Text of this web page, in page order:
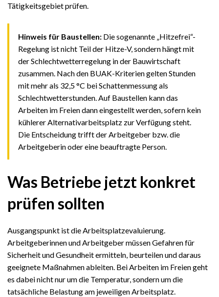
Tätigkeitsgebiet prüfen.
Hinweis für Baustellen: Die sogenannte „Hitzefrei“-
Regelung ist nicht Teil der Hitze-V, sondern hängt mit
der Schlechtwetterregelung in der Bauwirtschaft
zusammen. Nach den BUAK-Kriterien gelten Stunden
mit mehr als 32,5 °C bei Schattenmessung als
Schlechtwetterstunden. Auf Baustellen kann das
Arbeiten im Freien dann eingestellt werden, sofern kein
kühlerer Alternativarbeitsplatz zur Verfügung steht.
Die Entscheidung trifft der Arbeitgeber bzw. die
Arbeitgeberin oder eine beauftragte Person.
Was Betriebe jetzt konkret
prüfen sollten
Ausgangspunkt ist die Arbeitsplatzevaluierung.
Arbeitgeberinnen und Arbeitgeber müssen Gefahren für
Sicherheit und Gesundheit ermitteln, beurteilen und daraus
geeignete Maßnahmen ableiten. Bei Arbeiten im Freien geht
es dabei nicht nur um die Temperatur, sondern um die
tatsächliche Belastung am jeweiligen Arbeitsplatz.